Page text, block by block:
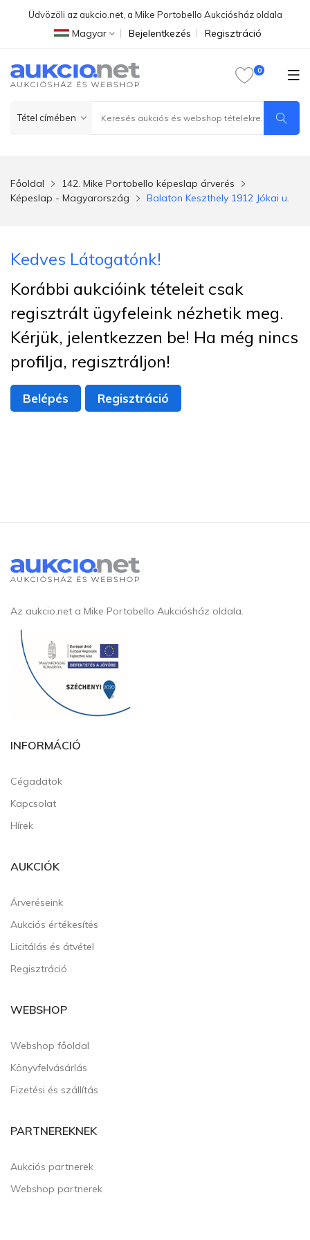
Üdvözöli az aukcio.net, a Mike Portobello Aukciósház oldala
Magyar Bejelentkezés Regisztráció
Főoldal
142. Mike Portobello képeslap árverés
Képeslap - Magyarország
Balaton Keszthely 1912 Jókai u.
Kedves Látogatónk!
Korábbi aukcióink tételeit csak
regisztrált ügyfeleink nézhetik meg.
Kérjük, jelentkezzen be! Ha még nincs
profilja, regisztráljon!
Belépés Regisztráció
Az aukcio.net a Mike Portobello Aukciósház oldala.
INFORMÁCIÓ
Cégadatok
Kapcsolat
Hírek
AUKCIÓK
Árveréseink
Aukciós értékesítés
Licitálás és átvétel
Regisztráció
WEBSHOP
Webshop főoldal
Könyvfelvásárlás
Fizetési és szállítás
PARTNEREKNEK
Aukciós partnerek
Webshop partnerek